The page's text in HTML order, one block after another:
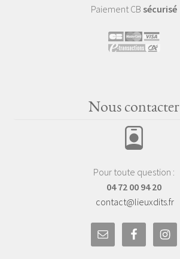
Paiement CB sécurisé
Nous contacter
Pour toute question :
04 72 00 94 20
contact@lieuxdits.fr